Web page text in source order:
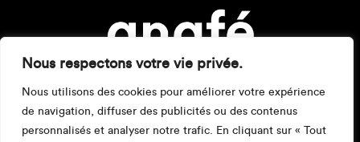
Nous respectons votre vie privée.
Nous utilisons des cookies pour améliorer votre expérience
de navigation, diffuser des publicités ou des contenus
personnalisés et analyser notre trafic. En cliquant sur « Tout